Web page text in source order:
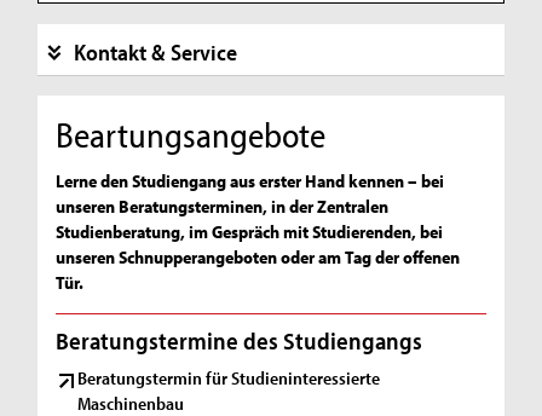
Kontakt & Service
Beartungsangebote
Lerne den Studiengang aus erster Hand kennen – bei
unseren Beratungsterminen, in der Zentralen
Studienberatung, im Gespräch mit Studierenden, bei
unseren Schnupperangeboten oder am Tag der offenen
Tür.
Beratungstermine des Studiengangs
Beratungstermin für Studieninteressierte
Maschinenbau